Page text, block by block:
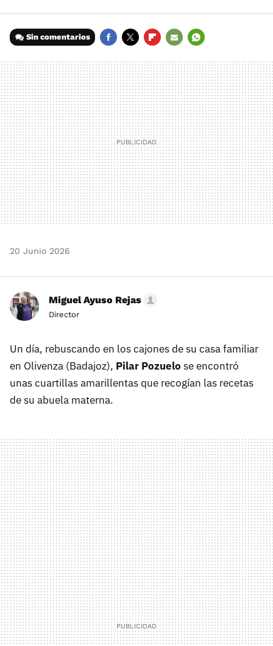
Sin comentarios
MAIL
20 Junio 2026
Miguel Ayuso Rejas
Director
Un día, rebuscando en los cajones de su casa familiar
en Olivenza (Badajoz), Pilar Pozuelo se encontró
unas cuartillas amarillentas que recogían las recetas
de su abuela materna.